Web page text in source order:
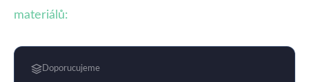
materiálů:
Doporucujeme